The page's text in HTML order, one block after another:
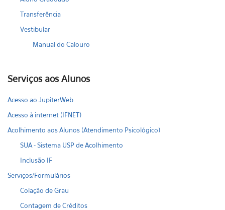
Transferência
Vestibular
Manual do Calouro
Serviços aos Alunos
Acesso ao JupiterWeb
Acesso à internet (IFNET)
Acolhimento aos Alunos (Atendimento Psicológico)
SUA - Sistema USP de Acolhimento
Inclusão IF
Serviços/Formulários
Colação de Grau
Contagem de Créditos